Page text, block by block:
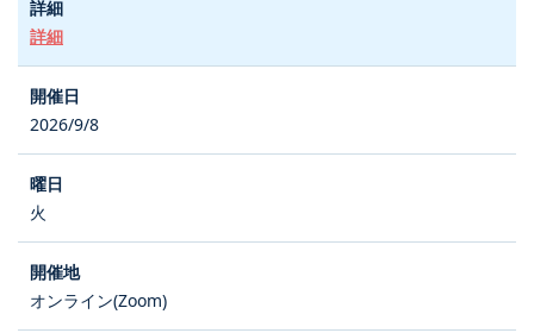
詳細
2026/9/8
火
オンライン(Zoom)